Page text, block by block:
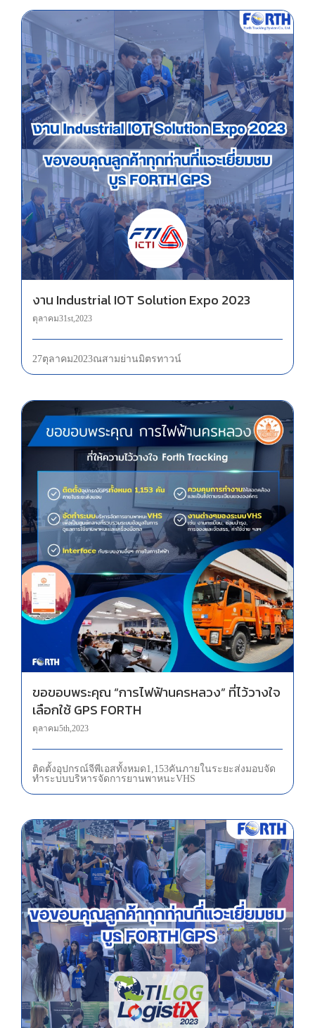
งาน Industrial IOT Solution Expo 2023
ตุลาคม 31st, 2023
27 ตุลาคม 2023 ณ สามย่าน มิตรทาวน์
ขอขอบพระคุณ “การไฟฟ้านครหลวง” ที่ไว้วางใจ
เลือกใช้ GPS FORTH
ตุลาคม 5th, 2023
ติดตั้งอุปกรณ์จีพีเอสทั้งหมด 1,153 คัน ภายในระยะส่งมอบ จัด
ทำระบบบริหารจัดการยานพาหนะ VHS